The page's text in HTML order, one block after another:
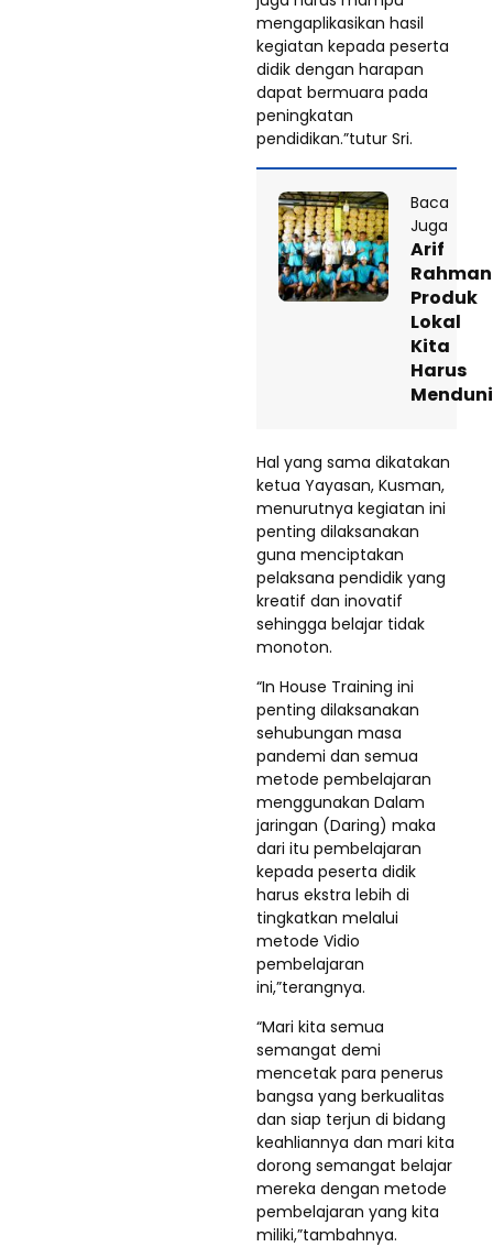
mengaplikasikan hasil
kegiatan kepada peserta
didik dengan harapan
dapat bermuara pada
peningkatan
pendidikan.”tutur Sri.
Baca
Juga
Arif
Produk
Lokal
Kita
Harus
Hal yang sama dikatakan
ketua Yayasan, Kusman,
menurutnya kegiatan ini
penting dilaksanakan
guna menciptakan
pelaksana pendidik yang
kreatif dan inovatif
sehingga belajar tidak
monoton.
“In House Training ini
penting dilaksanakan
sehubungan masa
pandemi dan semua
metode pembelajaran
menggunakan Dalam
jaringan (Daring) maka
dari itu pembelajaran
kepada peserta didik
harus ekstra lebih di
tingkatkan melalui
metode Vidio
pembelajaran
ini,”terangnya.
“Mari kita semua
semangat demi
mencetak para penerus
bangsa yang berkualitas
dan siap terjun di bidang
keahliannya dan mari kita
dorong semangat belajar
mereka dengan metode
pembelajaran yang kita
miliki,”tambahnya.